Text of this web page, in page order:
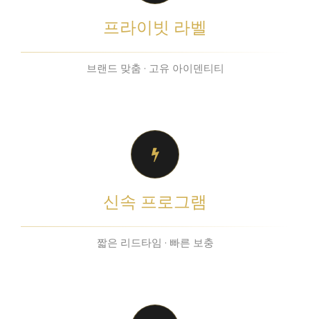
프라이빗 라벨
브랜드 맞춤 · 고유 아이덴티티
신속 프로그램
짧은 리드타임 · 빠른 보충